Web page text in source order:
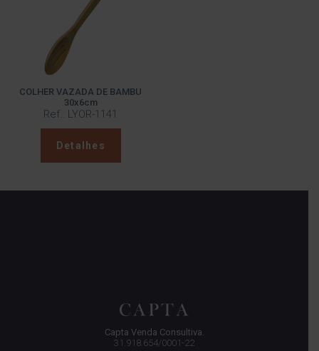
COLHER VAZADA DE BAMBU
30x6cm
Ref.: LYOR-1141
Detalhes
Capta Venda Consultiva.
31.918.654/0001-22